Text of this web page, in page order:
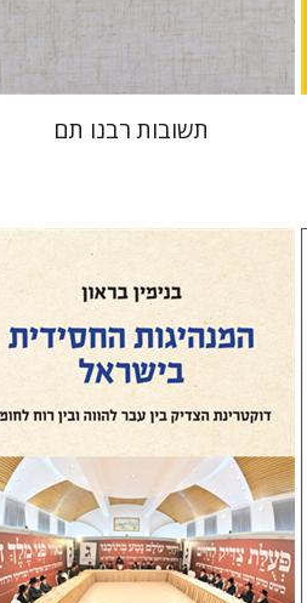
$45
תשובות רבנו תם
בנימין בראון